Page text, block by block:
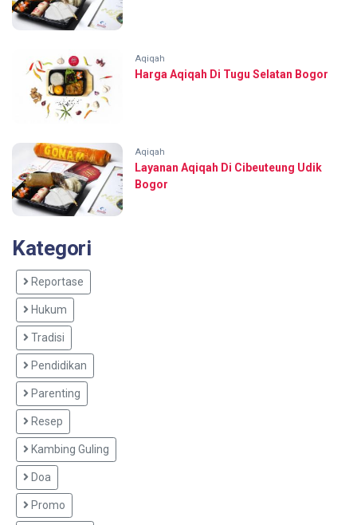
Aqiqah
Harga Aqiqah Di Tugu Selatan Bogor
Aqiqah
Layanan Aqiqah Di Cibeuteung Udik
Bogor
Kategori
Reportase
Hukum
Tradisi
Pendidikan
Parenting
Resep
Kambing Guling
Doa
Promo